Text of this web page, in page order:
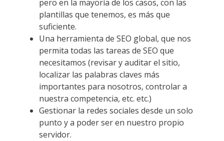
pero en la mayoría de los casos, con las
plantillas que tenemos, es más que
suficiente.
Una herramienta de SEO global, que nos
permita todas las tareas de SEO que
necesitamos (revisar y auditar el sitio,
localizar las palabras claves más
importantes para nosotros, controlar a
nuestra competencia, etc. etc.)
Gestionar la redes sociales desde un solo
punto y a poder ser en nuestro propio
servidor.